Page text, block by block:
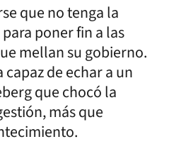
que no tenga la
poner fin a las
mellan su gobierno.
capaz de echar a un
que chocó la
más que